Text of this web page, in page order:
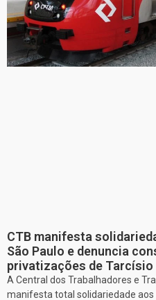
CTB manifesta
São Paulo e denuncia
privatizações de Tarcísio
A Central dos Trabalhadores e
manifesta total solidariedade aos